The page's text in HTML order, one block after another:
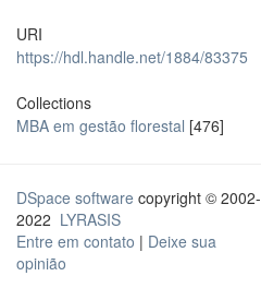
URI
https://hdl.handle.net/1884/83375
Collections
MBA em gestão florestal [476]
DSpace software copyright © 2002-
2022 LYRASIS
Entre em contato | Deixe sua
opinião